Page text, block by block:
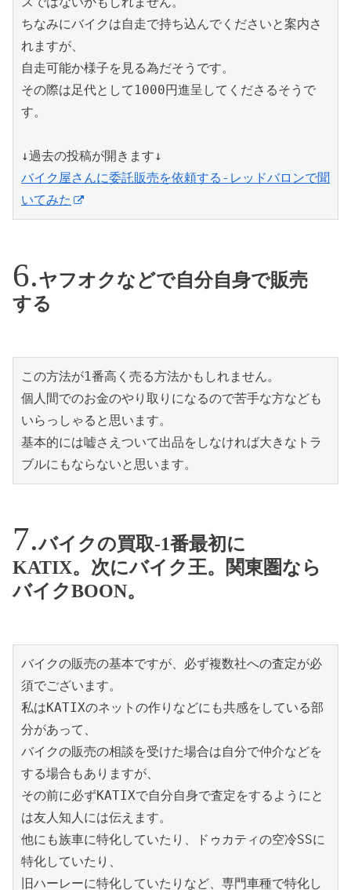
ちなみにバイクは自走で持ち込んでくださいと案内さ
れますが、
自走可能か様子を見る為だそうです。
その際は足代として1000円進呈してくださるそうで
す。
バイク屋さんに委託販売を依頼する-レッドバロンで聞
いてみた
ヤフオクなどで自分自身で販売
する
この方法が1番高く売る方法かもしれません。
個人間でのお金のやり取りになるので苦手な方なども
いらっしゃると思います。
基本的には嘘さえついて出品をしなければ大きなトラ
ブルにもならないと思います。
バイクの買取-1番最初に
KATIX。次にバイク王。関東圏なら
バイクBOON。
バイクの販売の基本ですが、必ず複数社への査定が必
須でございます。
私はKATIXのネットの作りなどにも共感をしている部
分があって、
バイクの販売の相談を受けた場合は自分で仲介などを
する場合もありますが、
その前に必ずKATIXで自分自身で査定をするようにと
は友人知人には伝えます。
他にも族車に特化していたり、ドゥカティの空冷SSに
特化していたり、
旧ハーレーに特化していたりなど、専門車種で特化し